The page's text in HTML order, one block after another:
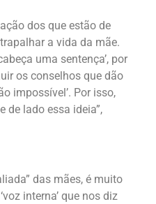
dos que estão de
a vida da mãe.
uma sentença’, por
os conselhos que dão
impossível’. Por isso,
de lado essa ideia”,
das mães, é muito
interna’ que nos diz